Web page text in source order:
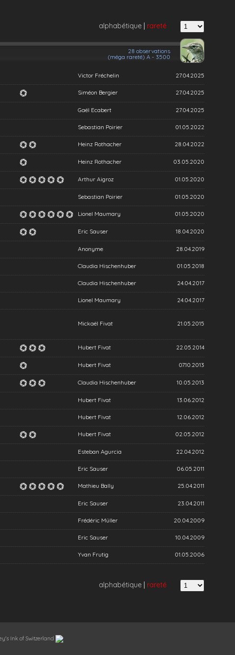
alphabétique| rareté
28 observations
(méga rareté) A - 3500
Victor Fréchelin 27.04.2025
Siméon Bergier 27.04.2025
Gaël Ecabert 27.04.2025
Sebastian Poirier 01.05.2022
Heinz Rothacher 28.04.2022
Heinz Rothacher 03.05.2020
Arthur Aigroz 01.05.2020
Sebastian Poirier 01.05.2020
Lionel Maumary 01.05.2020
Eric Sauser 18.04.2020
Anonyme 28.04.2019
Claudia Hischenhuber 01.05.2018
Claudia Hischenhuber 24.04.2017
Lionel Maumary 24.04.2017
Mickaël Fivat 21.05.2015
Hubert Fivat 22.05.2014
Hubert Fivat 07.10.2013
Claudia Hischenhuber 10.05.2013
Hubert Fivat 13.06.2012
Hubert Fivat 12.06.2012
Hubert Fivat 02.05.2012
Esteban Agurcia 22.04.2012
Eric Sauser 06.05.2011
Mathieu Bally 25.04.2011
Eric Sauser 23.04.2011
Frédéric Müller 20.04.2009
Eric Sauser 10.04.2009
Yvan Frutig 01.05.2006
alphabétique| rareté
Ink of Switzerland